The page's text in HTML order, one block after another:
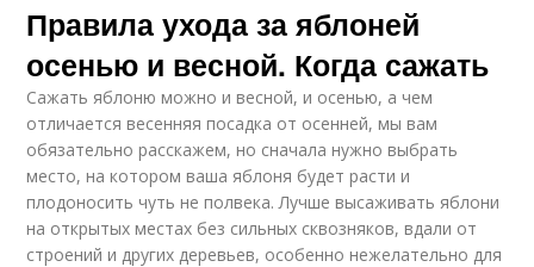
Правила ухода за яблоней
осенью и весной. Когда сажать
Сажать яблоню можно и весной, и осенью, а чем
отличается весенняя посадка от осенней, мы вам
обязательно расскажем, но сначала нужно выбрать
место, на котором ваша яблоня будет расти и
плодоносить чуть не полвека. Лучше высаживать яблони
на открытых местах без сильных сквозняков, вдали от
строений и других деревьев, особенно нежелательно для